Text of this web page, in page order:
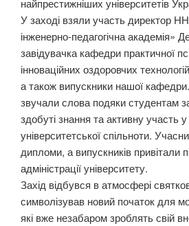
найпрестижніших університетів
У заході взяли участь директор
інженерно-педагогічна академія»
завідувачка кафедри практичної
інноваційних оздоровчих
а також випускники нашої
звучали слова подяки студентам
здобуті знання та активну участь у
університетської спільноти.
дипломи, а випускників привітали
адміністрації університету.
Захід відбувся в атмосфері
символізував новий початок для
які вже незабаром зроблять свій